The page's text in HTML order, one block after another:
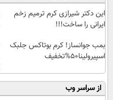
این دکتر شیرازی کرم ترمیم زخم
ایرانی را ساخت!!!
بمب جوانساز! کرم بوتاکس جلبک
اسپیرولینا50%تخفیف
از سراسر وب